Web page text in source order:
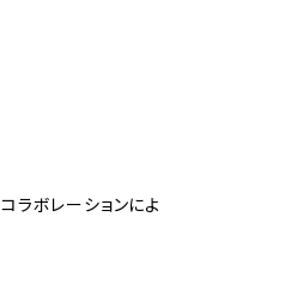
ボレーションによ